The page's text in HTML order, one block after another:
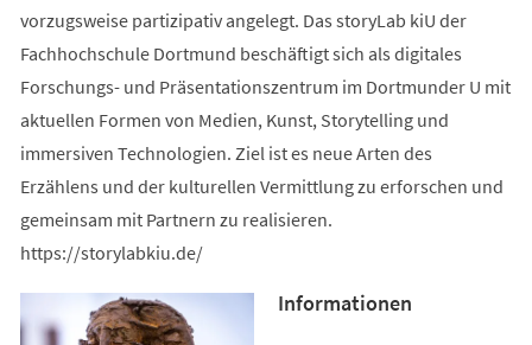
vorzugsweise partizipativ angelegt. Das storyLab kiU der
Fachhochschule Dortmund beschäftigt sich als digitales
Forschungs- und Präsentationszentrum im Dortmunder U mit
aktuellen Formen von Medien, Kunst, Storytelling und
immersiven Technologien. Ziel ist es neue Arten des
Erzählens und der kulturellen Vermittlung zu erforschen und
gemeinsam mit Partnern zu realisieren.
https://storylabkiu.de/
Informationen